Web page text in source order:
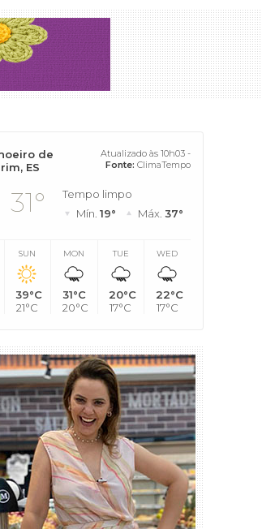
de
ES
Atualizado às 10h03 -
Fonte: ClimaTempo
31°
Tempo limpo
Mín. 19° Máx. 37°
SUN
39°C
21°C
MON
31°C
20°C
TUE
20°C
17°C
WED
22°C
17°C